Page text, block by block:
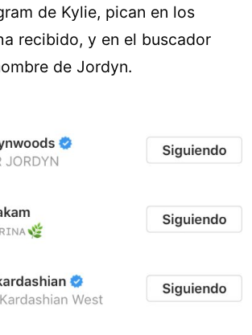
de Kylie, pican en los
recibido, y en el buscador
de Jordyn.